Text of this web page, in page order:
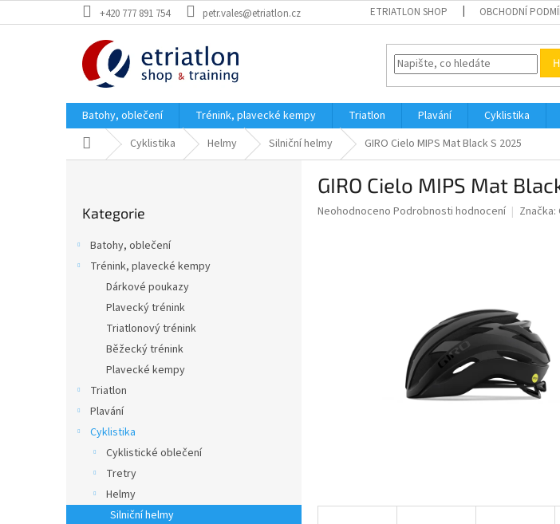
na
+420 777 891 754 petr.vales@etriatlon.cz ETRIATLON SHOP OBCHODNÍ
Batohy, oblečení Trénink, plavecké kempy Triatlon Plavání Cyklistika
Domů Cyklistika Helmy Silniční helmy GIRO Cielo MIPS Mat Black S 2025
kategorie
Kategorie
Batohy, oblečení
Trénink, plavecké kempy
Dárkové poukazy
Plavecký trénink
Triatlonový trénink
Běžecký trénink
Plavecké kempy
Triatlon
Plavání
Cyklistika
Cyklistické oblečení
Tretry
Helmy
Silniční helmy
GIRO Cielo MIPS Mat
Průměrné
Neohodnoceno Podrobnosti hodnocení Značka: